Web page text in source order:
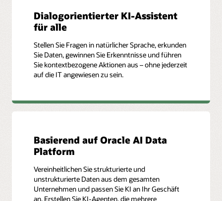
Dialogorientierter KI-Assistent
für alle
Stellen Sie Fragen in natürlicher Sprache, erkunden
Sie Daten, gewinnen Sie Erkenntnisse und führen
Sie kontextbezogene Aktionen aus – ohne jederzeit
auf die IT angewiesen zu sein.
Basierend auf Oracle AI Data
Platform
Vereinheitlichen Sie strukturierte und
unstrukturierte Daten aus dem gesamten
Unternehmen und passen Sie KI an Ihr Geschäft
an. Erstellen Sie KI-Agenten, die mehrere